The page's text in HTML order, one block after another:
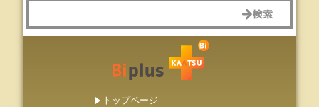
トップページ